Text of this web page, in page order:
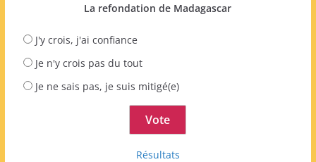
La refondation de Madagascar
J'y crois, j'ai confiance
Je n'y crois pas du tout
Je ne sais pas, je suis mitigé(e)
Résultats